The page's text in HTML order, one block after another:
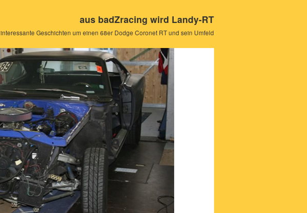
aus badZracing wird Landy-RT
interessante Geschichten um einen 68er Dodge Coronet RT und sein Umfeld